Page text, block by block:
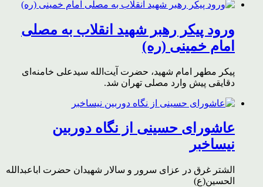
ورود پیکر رهبر شهید انقلاب به مصلی
امام خمینی (ره)
پیکر مطهر امام شهید،‌ حضرت آیت‌الله سیدعلی خامنه‌ای
دقایقی پیش وارد مصلی تهران شد.
عاشورای حسینی از نگاه دوربین
نیساخبر
الشتر غرق در عزای سرور و سالار شهیدان حضرت اباعبدالله
الحسین(ع)